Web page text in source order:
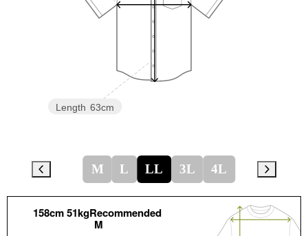
Length 63cm
M L LL 3L 4L
158cm 51kgRecommended
M